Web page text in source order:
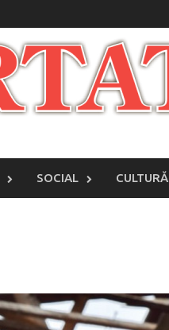
SOCIAL CULTURĂ